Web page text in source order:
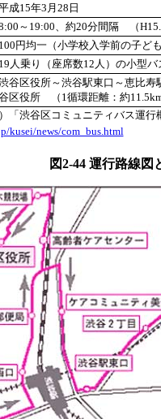
成15年3月28日
～19:00、約20分間隔 （
100円均一（小学校入学前の子ど
19人乗り（座席数12人）の小型
谷区役所～渋谷駅東口～恵比
区役所 （1循環距離：約
「渋谷区コミュニティバス運行
kusei/news/com_bus.html
図2-44 運行路線図